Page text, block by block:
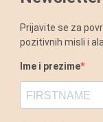
Prijavite se za
pozitivnih misli i
Ime i prezime